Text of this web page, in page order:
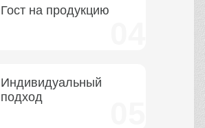
Гост на продукцию
Индивидуальный
подход